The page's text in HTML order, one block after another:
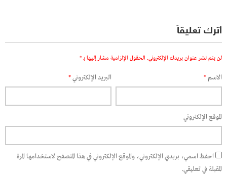
اترك تعليقاً
لن يتم نشر عنوان بريدك الإلكتروني. الحقول الإلزامية مشار إليها بـ *
الاسم* البريد الإلكتروني*
الموقع الإلكتروني
احفظ اسمي، بريدي الإلكتروني، والموقع الإلكتروني في هذا المتصفح لاستخدامها المرة
المقبلة في تعليقي.